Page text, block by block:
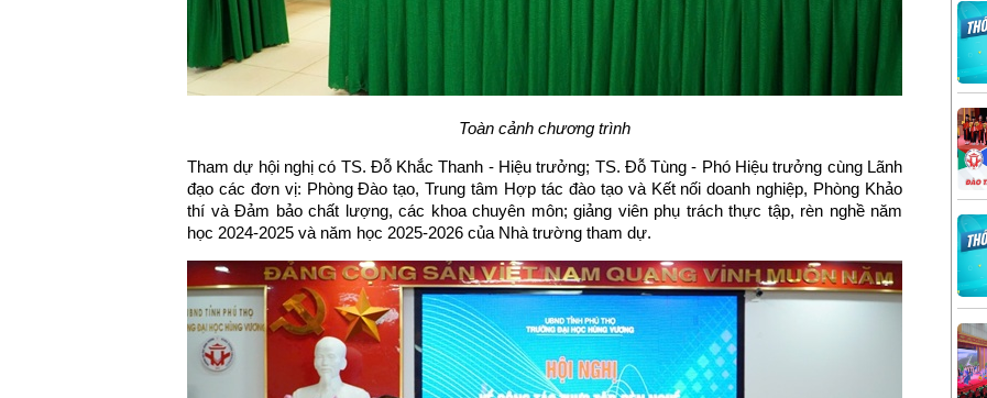
Toàn cảnh chương trình
Tham dự hội nghị có TS. Đỗ Khắc Thanh - Hiệu trưởng; TS. Đỗ Tùng - Phó Hiệu trưởng cùng Lãnh
đạo các đơn vị: Phòng Đào tạo, Trung tâm Hợp tác đào tạo và Kết nối doanh nghiệp, Phòng Khảo
thí và Đảm bảo chất lượng, các khoa chuyên môn; giảng viên phụ trách thực tập, rèn nghề năm
học 2024-2025 và năm học 2025-2026 của Nhà trường tham dự.